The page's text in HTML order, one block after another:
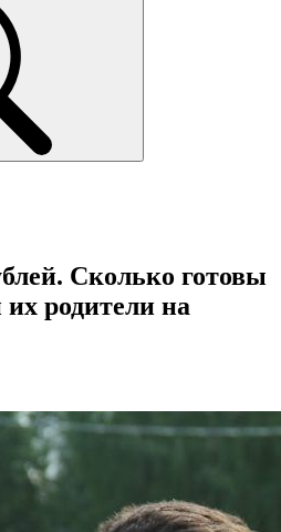
Сколько готовы
родители на